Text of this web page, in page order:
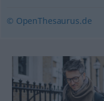
© OpenThesaurus.de